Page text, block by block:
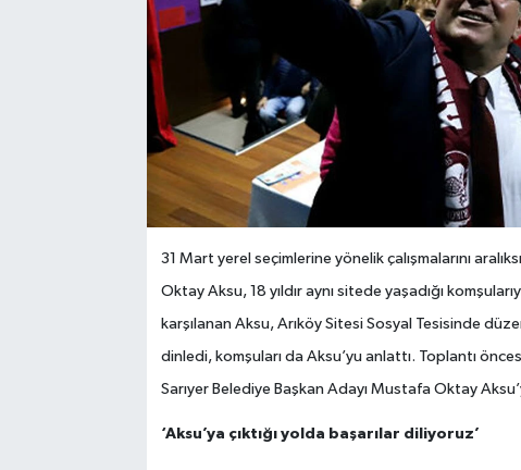
31 Mart yerel seçimlerine yönelik çalışmalarını
Oktay Aksu, 18 yıldır aynı sitede yaşadığı
karşılanan Aksu, Arıköy Sitesi Sosyal Tesisinde
dinledi, komşuları da Aksu’yu anlattı. Toplantı
Sarıyer Belediye Başkan Adayı Mustafa Oktay
‘Aksu’ya çıktığı yolda başarılar diliyoruz’